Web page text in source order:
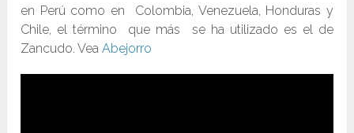
en Perú como en Colombia, Venezuela, Honduras y
Chile, el término que más se ha utilizado es el de
Zancudo. VeaAbejorro